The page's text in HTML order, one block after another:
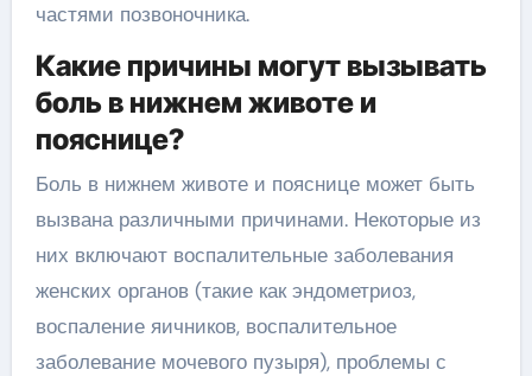
частями позвоночника.
Какие причины могут вызывать
боль в нижнем животе и
пояснице?
Боль в нижнем животе и пояснице может быть
вызвана различными причинами. Некоторые из
них включают воспалительные заболевания
женских органов (такие как эндометриоз,
воспаление яичников, воспалительное
заболевание мочевого пузыря), проблемы с